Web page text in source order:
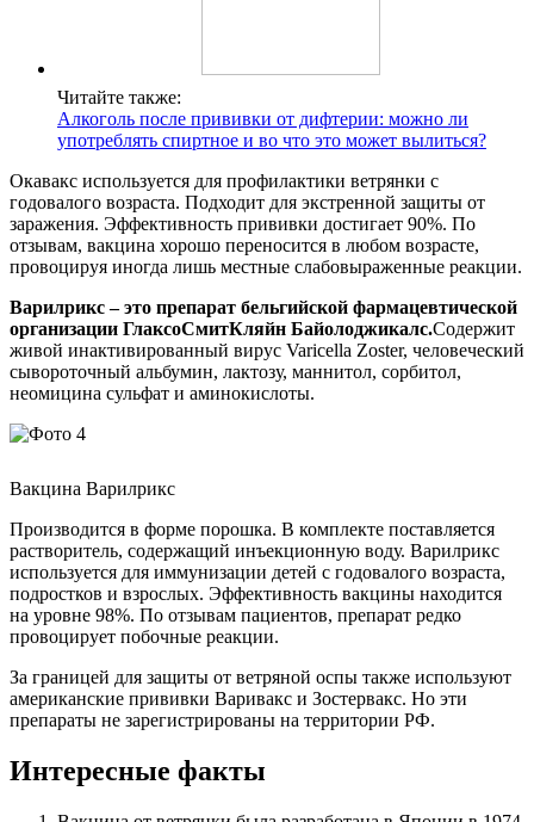
Читайте также:
Алкоголь после прививки от дифтерии: можно ли
употреблять спиртное и во что это может вылиться?
Окавакс используется для профилактики ветрянки с
годовалого возраста. Подходит для экстренной защиты от
заражения. Эффективность прививки достигает 90%. По
отзывам, вакцина хорошо переносится в любом возрасте,
провоцируя иногда лишь местные слабовыраженные реакции.
Варилрикс – это препарат бельгийской фармацевтической
организации ГлаксоСмитКляйн Байолоджикалс.Содержит
живой инактивированный вирус Varicella Zoster, человеческий
сывороточный альбумин, лактозу, маннитол, сорбитол,
неомицина сульфат и аминокислоты.
Вакцина Варилрикс
Производится в форме порошка. В комплекте поставляется
растворитель, содержащий инъекционную воду. Варилрикс
используется для иммунизации детей с годовалого возраста,
подростков и взрослых. Эффективность вакцины находится
на уровне 98%. По отзывам пациентов, препарат редко
провоцирует побочные реакции.
За границей для защиты от ветряной оспы также используют
американские прививки Варивакс и Зостервакс. Но эти
препараты не зарегистрированы на территории РФ.
Интересные факты